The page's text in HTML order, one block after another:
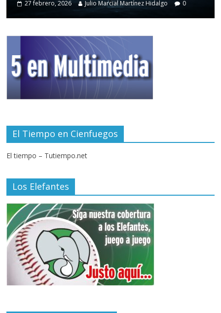
27 febrero, 2026 Julio Marcial Martínez Hidalgo 0
El Tiempo en Cienfuegos
El tiempo – Tutiempo.net
Los Elefantes